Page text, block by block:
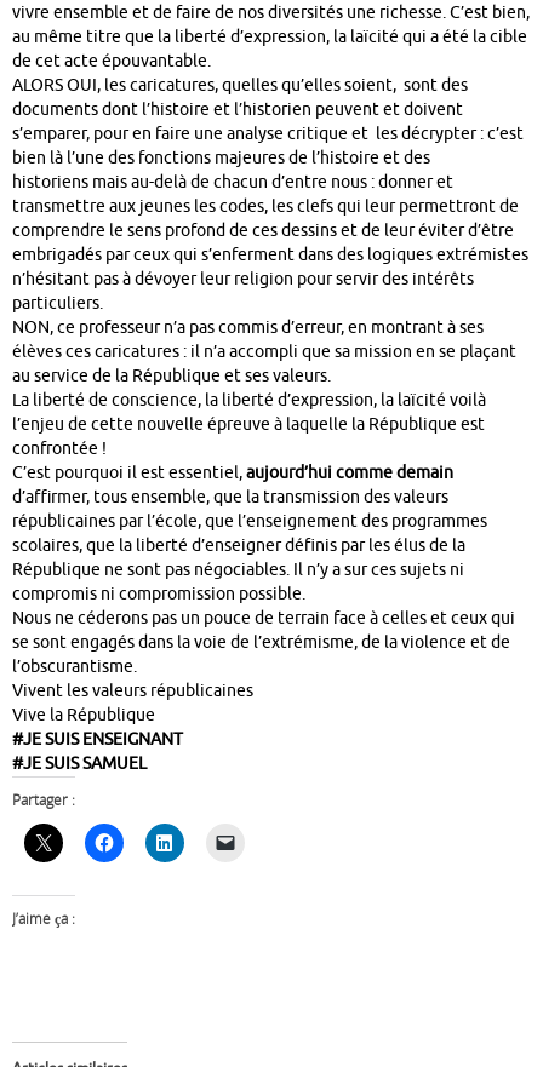
vivre ensemble et de faire de nos diversités une richesse. C’est bien,
au même titre que la liberté d’expression, la laïcité qui a été la cible
de cet acte épouvantable.
ALORS OUI, les caricatures, quelles qu’elles soient, sont des
documents dont l’histoire et l’historien peuvent et doivent
s’emparer, pour en faire une analyse critique et les décrypter : c’est
bien là l’une des fonctions majeures de l’histoire et des
historiens mais au-delà de chacun d’entre nous : donner et
transmettre aux jeunes les codes, les clefs qui leur permettront de
comprendre le sens profond de ces dessins et de leur éviter d’être
embrigadés par ceux qui s’enferment dans des logiques extrémistes
n’hésitant pas à dévoyer leur religion pour servir des intérêts
particuliers.
NON, ce professeur n’a pas commis d’erreur, en montrant à ses
élèves ces caricatures : il n’a accompli que sa mission en se plaçant
au service de la République et ses valeurs.
La liberté de conscience, la liberté d’expression, la laïcité voilà
l’enjeu de cette nouvelle épreuve à laquelle la République est
confrontée !
C’est pourquoi il est essentiel,aujourd’hui comme demain
d’affirmer, tous ensemble, que la transmission des valeurs
républicaines par l’école, que l’enseignement des programmes
scolaires, que la liberté d’enseigner définis par les élus de la
République ne sont pas négociables. Il n’y a sur ces sujets ni
compromis ni compromission possible.
Nous ne céderons pas un pouce de terrain face à celles et ceux qui
se sont engagés dans la voie de l’extrémisme, de la violence et de
l’obscurantisme.
Vivent les valeurs républicaines
Vive la République
#JE SUIS ENSEIGNANT
#JE SUIS SAMUEL
Partager :
J’aime ça :